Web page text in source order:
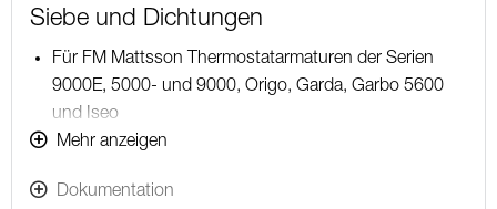
Siebe und Dichtungen
Für FM Mattsson Thermostatarmaturen der Serien
9000E, 5000- und 9000, Origo, Garda, Garbo 5600
und Iseo
Mit Servicewerkzeug S600298
Mehr anzeigen
Dokumentation